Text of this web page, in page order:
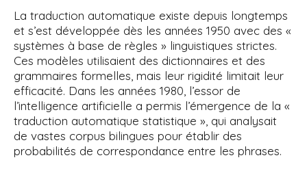
La traduction automatique existe depuis longtemps
et s’est développée dès les années 1950 avec des «
systèmes à base de règles » linguistiques strictes.
Ces modèles utilisaient des dictionnaires et des
grammaires formelles, mais leur rigidité limitait leur
efficacité. Dans les années 1980, l’essor de
l’intelligence artificielle a permis l’émergence de la «
traduction automatique statistique », qui analysait
de vastes corpus bilingues pour établir des
probabilités de correspondance entre les phrases.